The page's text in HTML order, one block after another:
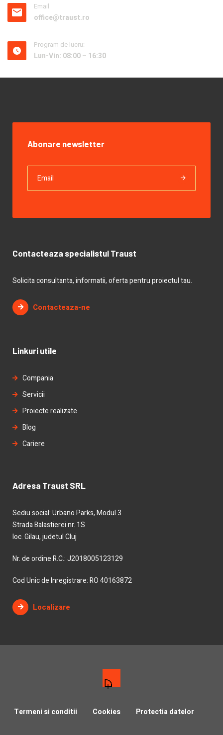
Email
office@traust.ro
Program de lucru:
Lun-Vin: 08:00 – 16:30
Abonare newsletter
Contacteaza specialistul Traust
Solicita consultanta, informatii, oferta pentru proiectul tau.
Contacteaza-ne
Linkuri utile
Compania
Servicii
Proiecte realizate
Blog
Cariere
Adresa Traust SRL
Sediu social: Urbano Parks, Modul 3
Strada Balastierei nr. 1S
loc. Gilau, judetul Cluj
Nr. de ordine R.C.: J2018005123129
Cod Unic de Inregistrare: RO 40163872
Localizare
Termeni si conditii Cookies Protectia datelor